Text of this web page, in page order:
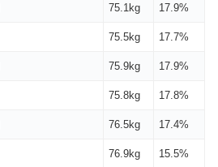
75.1kg 17.9%
75.5kg 17.7%
75.9kg 17.9%
75.8kg 17.8%
76.5kg 17.4%
76.9kg 15.5%